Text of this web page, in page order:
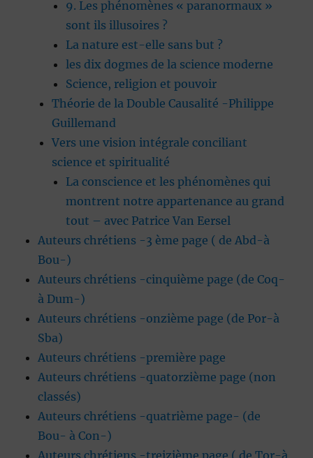
9. Les phénomènes « paranormaux »
sont ils illusoires ?
La nature est-elle sans but ?
les dix dogmes de la science moderne
Science, religion et pouvoir
Théorie de la Double Causalité -Philippe
Guillemand
Vers une vision intégrale conciliant
science et spiritualité
La conscience et les phénomènes qui
montrent notre appartenance au grand
tout – avec Patrice Van Eersel
Auteurs chrétiens -3 ème page ( de Abd-à
Bou-)
Auteurs chrétiens -cinquième page (de Coq-
à Dum-)
Auteurs chrétiens -onzième page (de Por-à
Sba)
Auteurs chrétiens -première page
Auteurs chrétiens -quatorzième page (non
classés)
Auteurs chrétiens -quatrième page- (de
Bou- à Con-)